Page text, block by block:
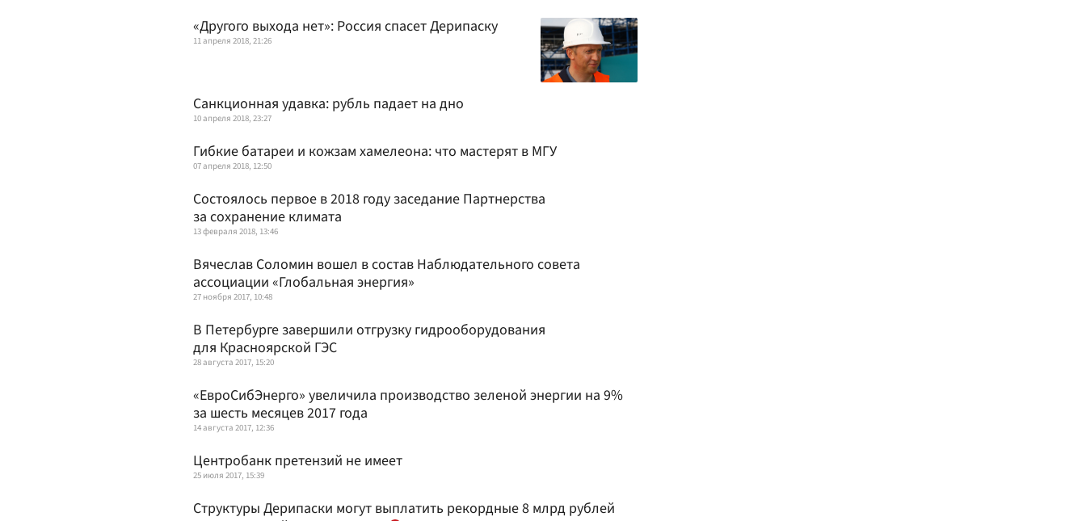
«Другого выхода нет»: Россия спасет Дерипаску
11 апреля 2018, 21:26
Санкционная удавка: рубль падает на дно
10 апреля 2018, 23:27
Гибкие батареи и кожзам хамелеона: что мастерят в МГУ
07 апреля 2018, 12:50
Состоялось первое в 2018 году заседание Партнерства
за сохранение климата
13 февраля 2018, 13:46
Вячеслав Соломин вошел в состав Наблюдательного совета
ассоциации «Глобальная энергия»
27 ноября 2017, 10:48
В Петербурге завершили отгрузку гидрооборудования
для Красноярской ГЭС
28 августа 2017, 15:20
«ЕвроСибЭнерго» увеличила производство зеленой энергии на 9%
за шесть месяцев 2017 года
14 августа 2017, 12:36
Центробанк претензий не имеет
25 июля 2017, 15:39
Структуры Дерипаски могут выплатить рекордные 8 млрд рублей